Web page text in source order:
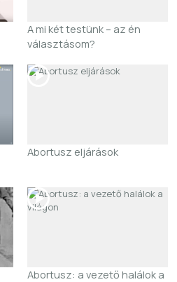
A mi két testünk – az én
választásom?
Abortusz eljárások
Abortusz: a vezető halálok a